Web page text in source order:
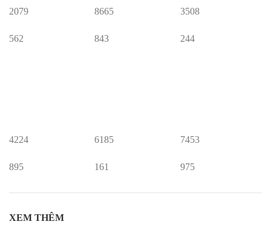
2079
562
8665
843
3508
244
4224
895
6185
161
7453
975
XEM THÊM